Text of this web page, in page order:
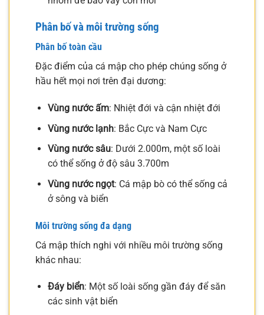
Phân bố và môi trường sống
Phân bố toàn cầu
Đặc điểm của cá mập cho phép chúng sống ở
hầu hết mọi nơi trên đại dương:
Vùng nước ấm: Nhiệt đới và cận nhiệt đới
Vùng nước lạnh: Bắc Cực và Nam Cực
Vùng nước sâu: Dưới 2.000m, một số loài
có thể sống ở độ sâu 3.700m
Vùng nước ngọt: Cá mập bò có thể sống cả
ở sông và biển
Môi trường sống đa dạng
Cá mập thích nghi với nhiều môi trường sống
khác nhau:
Đáy biển: Một số loài sống gần đáy để săn
các sinh vật biển